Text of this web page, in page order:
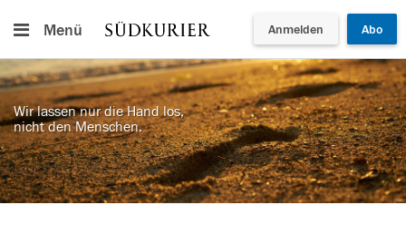
Menü Anmelden Abo
Wir lassen nur die Hand los,
nicht den Menschen.